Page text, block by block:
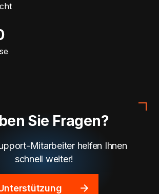
Sie Fragen?
Mitarbeiter helfen Ihnen
schnell weiter!